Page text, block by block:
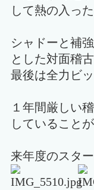
して熱の入っ
シャドーと補
とした対面稽
最後は全力ビ
１年間厳しい
していること
来年度のスタ